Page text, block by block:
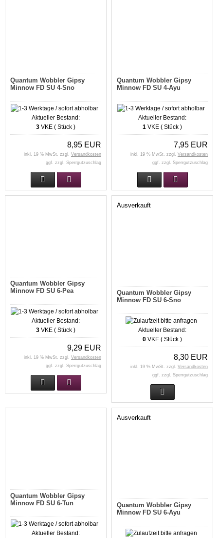
Quantum Wobbler Gipsy
Minnow FD SU 4-Sno
Aktueller Bestand:
3 VKE ( Stück )
8,95 EUR
inkl. 19 % MwSt. zzgl. Versandkosten
ggf. zzgl. Sperrgutzuschlag
Quantum Wobbler Gipsy
Minnow FD SU 4-Ayu
Aktueller Bestand:
1 VKE ( Stück )
7,95 EUR
inkl. 19 % MwSt. zzgl. Versandkosten
ggf. zzgl. Sperrgutzuschlag
Quantum Wobbler Gipsy
Minnow FD SU 6-Pea
Aktueller Bestand:
3 VKE ( Stück )
9,29 EUR
inkl. 19 % MwSt. zzgl. Versandkosten
ggf. zzgl. Sperrgutzuschlag
Ausverkauft
Quantum Wobbler Gipsy
Minnow FD SU 6-Sno
Aktueller Bestand:
0 VKE ( Stück )
8,30 EUR
inkl. 19 % MwSt. zzgl. Versandkosten
ggf. zzgl. Sperrgutzuschlag
Quantum Wobbler Gipsy
Minnow FD SU 6-Tun
Aktueller Bestand:
Ausverkauft
Quantum Wobbler Gipsy
Minnow FD SU 6-Ayu